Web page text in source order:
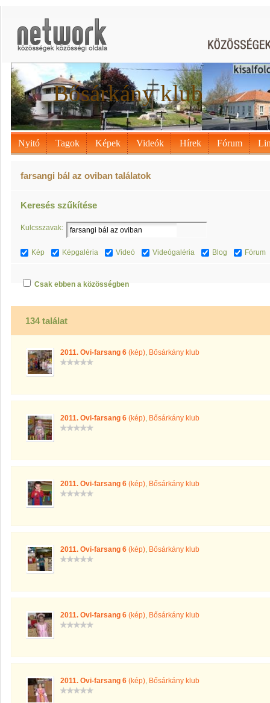
Bősárkány klub
Nyitó Tagok Képek Videók Hírek Fórum
farsangi bál az oviban találatok
Keresés szűkítése
Kulcsszavak:
Kép Képgaléria Videó Videógaléria Blog Fórum
Csak ebben a közösségben
134 találat
2011. Ovi-farsang 6 (kép), Bősárkány klub
2011. Ovi-farsang 6 (kép), Bősárkány klub
2011. Ovi-farsang 6 (kép), Bősárkány klub
2011. Ovi-farsang 6 (kép), Bősárkány klub
2011. Ovi-farsang 6 (kép), Bősárkány klub
2011. Ovi-farsang 6 (kép), Bősárkány klub